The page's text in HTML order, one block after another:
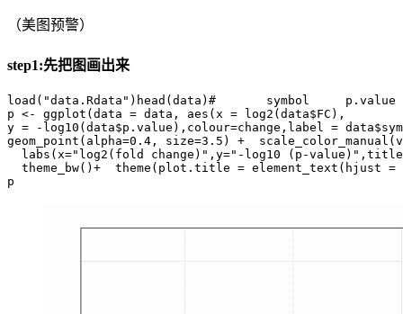
（美图预警）
step1:先把图画出来
load("data.Rdata")head(data)#       symbol
p <- ggplot(data = data, aes(x = log2(data$FC),
y = -log10(data$p.value),colour=change,label =
geom_point(alpha=0.4, size=3.5) +
labs(x="log2(fold change)",y="-log10 (p-
theme_bw()+  theme(plot.title = element_text(hjust
p